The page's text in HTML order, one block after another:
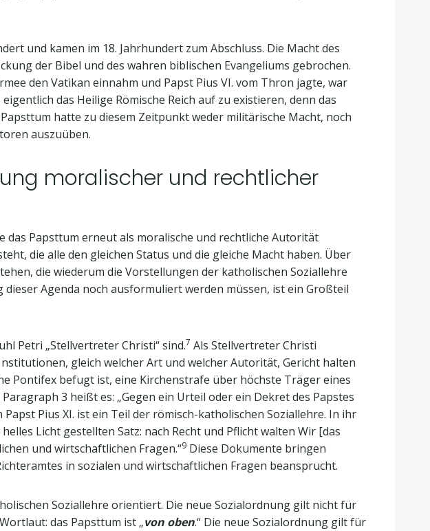
und kamen im 18. Jahrhundert zum Abschluss. Die Macht des
der Bibel und des wahren biblischen Evangeliums gebrochen.
den Vatikan einnahm und Papst Pius VI. vom Thron jagte, war
das Heilige Römische Reich auf zu existieren, denn das
hatte zu diesem Zeitpunkt weder militärische Macht, noch
auszuüben.
moralischer und rechtlicher
das Papsttum erneut als moralische und rechtliche Autorität
die alle den gleichen Status und die gleiche Macht haben. Über
die wiederum die Vorstellungen der katholischen Soziallehre
Agenda noch ausformuliert werden müssen, ist ein Großteil
Petri „Stellvertreter Christi“ sind.7 Als Stellvertreter Christi
gleich welcher Art und welcher Autorität, Gericht halten
Pontifex befugt ist, eine Kirchenstrafe über höchste Träger eines
3 heißt es: „Gegen ein Urteil oder ein Dekret des Papstes
Pius XI. ist ein Teil der römisch-katholischen Soziallehre. In ihr
Licht gestellten Satz: nach Recht und Pflicht walten Wir [das
und wirtschaftlichen Fragen.“9 Diese Dokumente bringen
in sozialen und wirtschaftlichen Fragen beansprucht.
Soziallehre orientiert. Die neue Sozialordnung gilt nicht für
das Papsttum ist „von oben.“ Die neue Sozialordnung gilt für